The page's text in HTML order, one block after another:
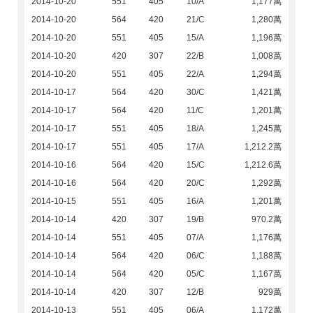
2014-10-20
564 420 21/C
1,280萬
2014-10-20
551 405 15/A
1,196萬
2014-10-20
420 307 22/B
1,008萬
2014-10-20
551 405 22/A
1,294萬
2014-10-17
564 420 30/C
1,421萬
2014-10-17
564 420 11/C
1,201萬
2014-10-17
551 405 18/A
1,245萬
2014-10-17
551 405 17/A
1,212.2萬
2014-10-16
564 420 15/C
1,212.6萬
2014-10-16
564 420 20/C
1,292萬
2014-10-15
551 405 16/A
1,201萬
2014-10-14
420 307 19/B
970.2萬
2014-10-14
551 405 07/A
1,176萬
2014-10-14
564 420 06/C
1,188萬
2014-10-14
564 420 05/C
1,167萬
2014-10-14
420 307 12/B
929萬
2014-10-13
551 405 06/A 1,172萬